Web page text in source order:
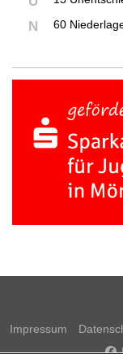
N 60
Impressum